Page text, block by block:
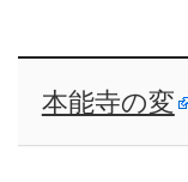
本能寺の変